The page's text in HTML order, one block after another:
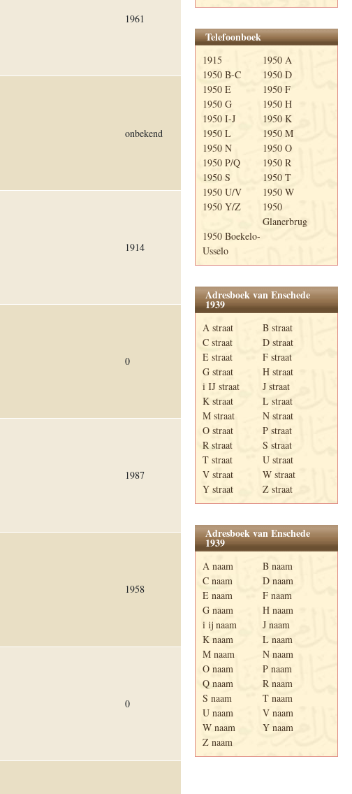
1961
onbekend
1914
0
1987
1958
0
Telefoonboek
1915
1950 A
1950 B-C
1950 D
1950 E
1950 F
1950 G
1950 H
1950 I-J
1950 K
1950 L
1950 M
1950 N
1950 O
1950 P/Q
1950 R
1950 S
1950 T
1950 U/V
1950 W
1950 Y/Z
1950
Glanerbrug
1950 Boekelo-
Usselo
Adresboek van Enschede
1939
A straat
B straat
C straat
D straat
E straat
F straat
G straat
H straat
i IJ straat
J straat
K straat
L straat
M straat
N straat
O straat
P straat
R straat
S straat
T straat
U straat
V straat
W straat
Y straat
Z straat
Adresboek van Enschede
1939
A naam
B naam
C naam
D naam
E naam
F naam
G naam
H naam
i ij naam
J naam
K naam
L naam
M naam
N naam
O naam
P naam
Q naam
R naam
S naam
T naam
U naam
V naam
W naam
Y naam
Z naam